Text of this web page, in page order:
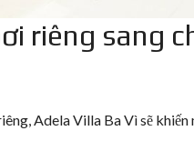
riêng sang
Adela Villa Ba Vì sẽ khiến